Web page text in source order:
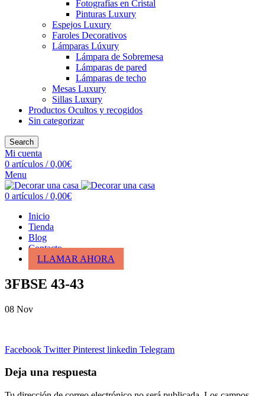
Fotografías en Cristal
Pinturas Luxury
Espejos Luxury
Faroles Decorativos
Lámparas Lúxury
Lámpara de Sobremesa
Lámparas de pared
Lámparas de techo
Mesas Luxury
Sillas Luxury
Productos Ocultos y recogidos
Sin categorizar
Search
Mi cuenta
0 artículos / 0,00€
Menu
0 artículos / 0,00€
Inicio
Tienda
Blog
Contacto
LLAMAR AHORA
3FBSE 43-43
08 Nov
Facebook Twitter Pinterest linkedin Telegram
Deja una respuesta